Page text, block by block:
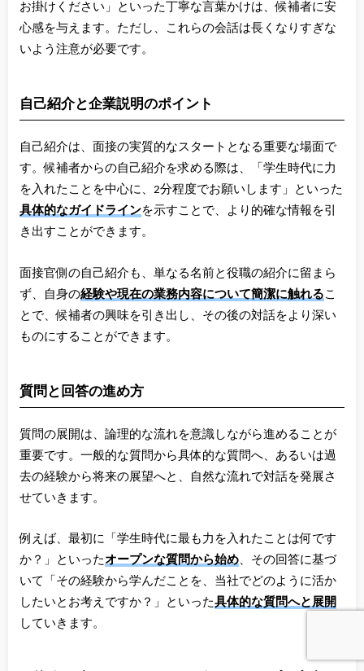
お掛けください」といった丁寧な言葉かけは、候補者に安
心感を与えます。ただし、これらの会話は長くなりすぎな
いよう注意が必要です。
自己紹介と企業説明のポイント
自己紹介は、面接の実質的なスタートとなる重要な場面で
す。候補者からの自己紹介を求める際は、「学生時代に力
を入れたことを中心に、2分程度でお願いします」といった
具体的なガイドラインを示すことで、より的確な情報を引
き出すことができます。
面接官側の自己紹介も、単なる名前と役職の紹介に留まら
ず、自身の経験や現在の業務内容について簡潔に触れるこ
とで、候補者の興味を引き出し、その後の対話をより深い
ものにすることができます。
質問と回答の進め方
質問の展開は、論理的な流れを意識しながら進めることが
重要です。一般的な質問から具体的な質問へ、あるいは過
去の経験から将来の展望へと、自然な流れで対話を発展さ
せていきます。
例えば、最初に「学生時代に最も力を入れたことは何です
か？」といったオープンな質問から始め、その回答に基づ
いて「その経験から学んだことを、当社でどのように活か
したいとお考えですか？」といった具体的な質問へと展開
していきます。